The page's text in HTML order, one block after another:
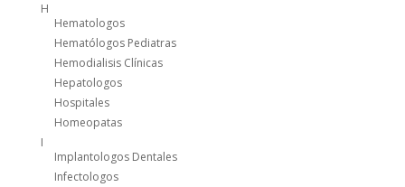
H
Hematologos
Hematólogos Pediatras
Hemodialisis Clínicas
Hepatologos
Hospitales
Homeopatas
I
Implantologos Dentales
Infectologos